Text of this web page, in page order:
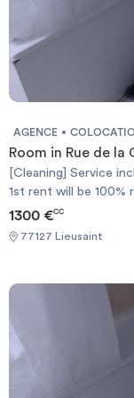
AGENCE
Room in Rue de la
[Cleaning] Service included:
1st rent will be
the contract start
up to 30 days. [Politique d'Annulation] Votre 1er loyer sera
50% si vous annulez
1300 €CC
77127 Lieusaint